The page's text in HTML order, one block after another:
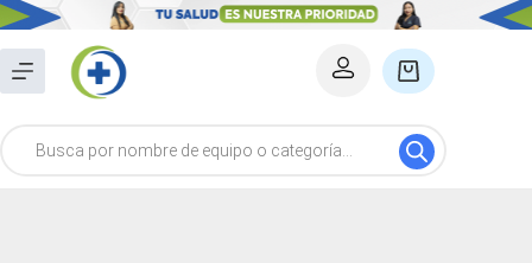
Saltar
al
contenido
Carro
compra